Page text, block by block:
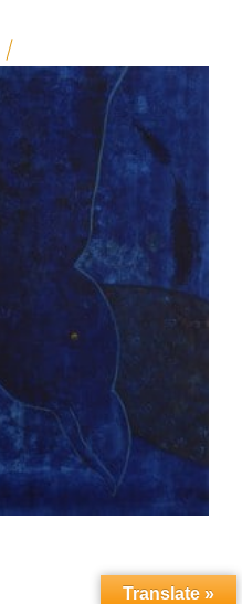
Translate »